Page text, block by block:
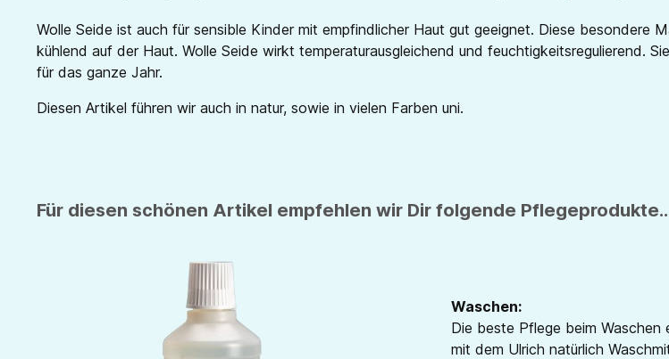
Wolle Seide ist auch für sensible Kinder mit empfindlicher Haut gut geeignet. Diese besondere
kühlend auf der Haut. Wolle Seide wirkt temperaturausgleichend und feuchtigkeitsregulierend.
für das ganze Jahr.
Diesen Artikel führen wir auch in natur, sowie in vielen Farben uni.
Für diesen schönen Artikel empfehlen wir Dir folgende
Waschen:
Die beste Pflege beim Waschen
mit dem Ulrich natürlich